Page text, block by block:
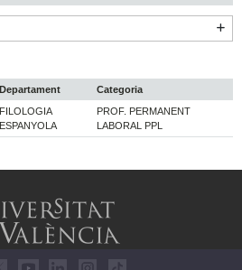
Departament
Categoria
FILOLOGIA
ESPANYOLA
PROF. PERMANENT
LABORAL PPL